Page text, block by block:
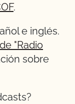
.
e inglés.
"Radio
sobre